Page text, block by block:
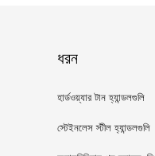
ধরন
হার্ডওয়্যার টান হ্যান্ডলগুলি
স্টেইনলেস স্টীল হ্যান্ডলগুলি